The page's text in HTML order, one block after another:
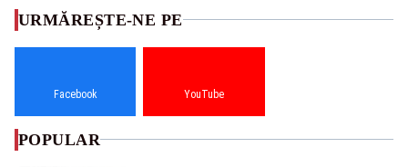
URMĂREȘTE-NE PE
Facebook YouTube
POPULAR